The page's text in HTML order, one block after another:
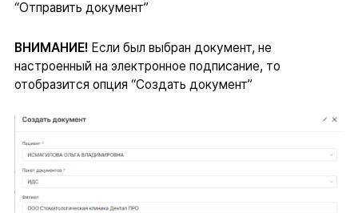
“Отправить документ”
ВНИМАНИЕ! Если был выбран документ, не
настроенный на электронное подписание, то
отобразится опция “Создать документ”